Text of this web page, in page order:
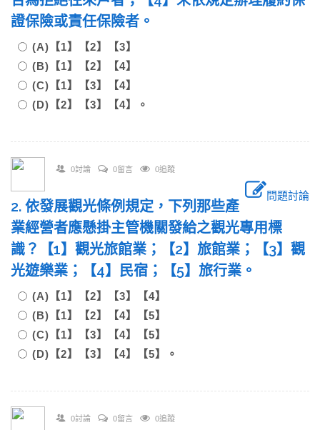
證保險或責任保險者。
(A)【1】【2】【3】
(B)【1】【2】【4】
(C)【1】【3】【4】
(D)【2】【3】【4】。
0討論 0留言 0追蹤
問題討論
2. 依發展觀光條例規定，下列那些產
業經營者應懸掛主管機關發給之觀光專用標
識？【1】觀光旅館業；【2】旅館業；【3】觀
光遊樂業；【4】民宿；【5】旅行業。
(A)【1】【2】【3】【4】
(B)【1】【2】【4】【5】
(C)【1】【3】【4】【5】
(D)【2】【3】【4】【5】。
0討論 0留言 0追蹤